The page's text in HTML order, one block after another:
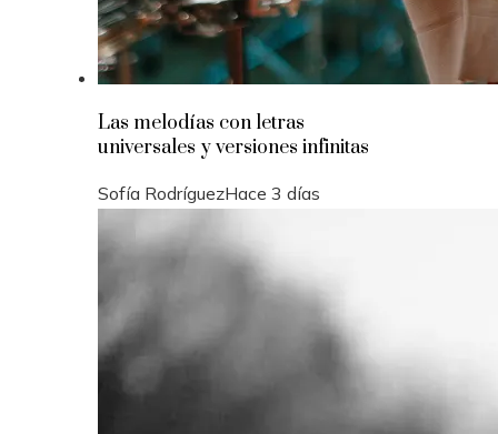
Las melodías con letras
universales y versiones infinitas
Sofía RodríguezHace 3 días